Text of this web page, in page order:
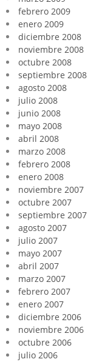
febrero 2009
enero 2009
diciembre 2008
noviembre 2008
octubre 2008
septiembre 2008
agosto 2008
julio 2008
junio 2008
mayo 2008
abril 2008
marzo 2008
febrero 2008
enero 2008
noviembre 2007
octubre 2007
septiembre 2007
agosto 2007
julio 2007
mayo 2007
abril 2007
marzo 2007
febrero 2007
enero 2007
diciembre 2006
noviembre 2006
octubre 2006
julio 2006